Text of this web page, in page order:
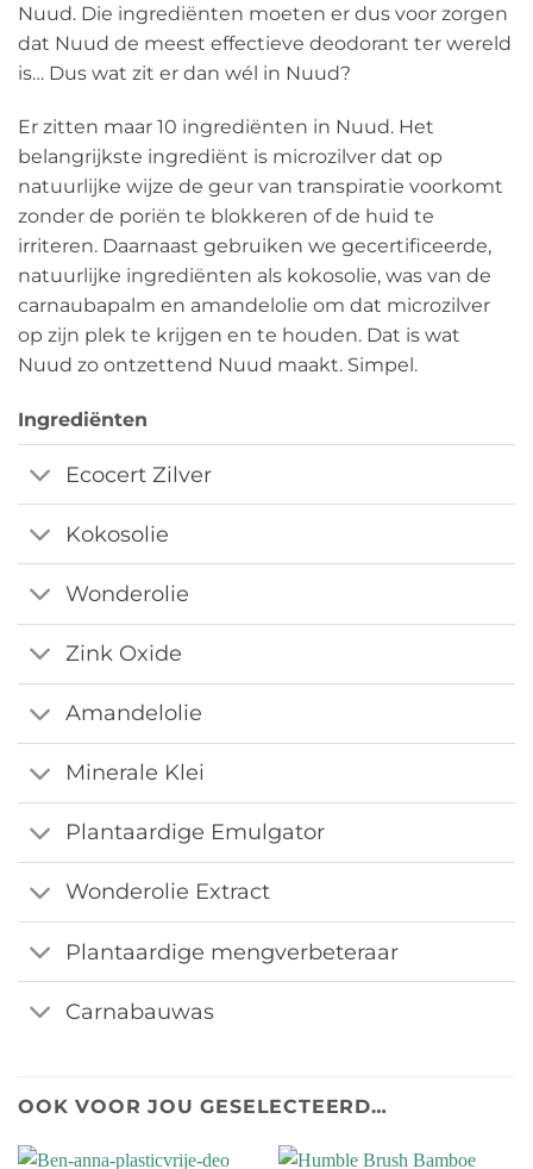
Nuud. Die ingrediënten moeten er dus voor zorgen
dat Nuud de meest effectieve deodorant ter wereld
is… Dus wat zit er dan wél in Nuud?
Er zitten maar 10 ingrediënten in Nuud. Het
belangrijkste ingrediënt is microzilver dat op
natuurlijke wijze de geur van transpiratie voorkomt
zonder de poriën te blokkeren of de huid te
irriteren. Daarnaast gebruiken we gecertificeerde,
natuurlijke ingrediënten als kokosolie, was van de
carnaubapalm en amandelolie om dat microzilver
op zijn plek te krijgen en te houden. Dat is wat
Nuud zo ontzettend Nuud maakt. Simpel.
Ingrediënten
Ecocert Zilver
Kokosolie
Wonderolie
Zink Oxide
Amandelolie
Minerale Klei
Plantaardige Emulgator
Wonderolie Extract
Plantaardige mengverbeteraar
Carnabauwas
OOK VOOR JOU GESELECTEERD…